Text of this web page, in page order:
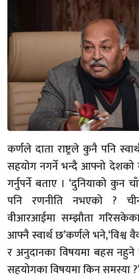
कर्णले दाता राष्ट्रले कुनै पनि
सहयोग नगर्ने भन्दै आफ्नो देशको
गर्नुपर्ने बताए । ‘दुनियाको कुन
पनि रणनीति नभएको ?
वीआरआईमा सम्झौता
आफ्नै स्वार्थ छ’कर्णले
र अनुदानका विषयमा बहस
सहयोगका विषयमा किन समस्या ?’